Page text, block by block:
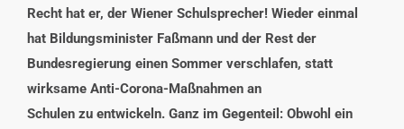
Recht hat er, der Wiener Schulsprecher! Wieder einmal
hat Bildungsminister Faßmann und der Rest der
Bundesregierung einen Sommer verschlafen, statt
wirksame Anti-Corona-Maßnahmen an
Schulen zu entwickeln. Ganz im Gegenteil: Obwohl ein